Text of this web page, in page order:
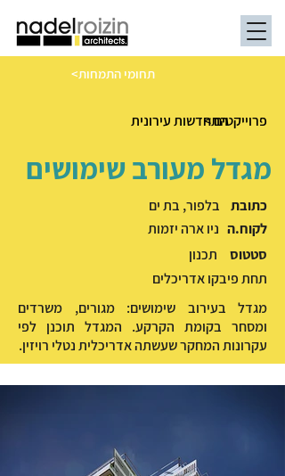
התחדשות עירונית< פרוייקטים
מגדל מעורב שימושים
בלפור, בת ים
ניו ארה יזמות לקוח.ה
תכנון
סטטוס
תחת פיבקו אדריכלים
מגדל בעירוב שימושים: מגורים, משרדים
ומסחר בקומת הקרקע. המגדל תוכנן לפי
עקרונות המחקר שעשתה אדריכלית נטלי רויזין.
כתובת
<תחומי התמחות